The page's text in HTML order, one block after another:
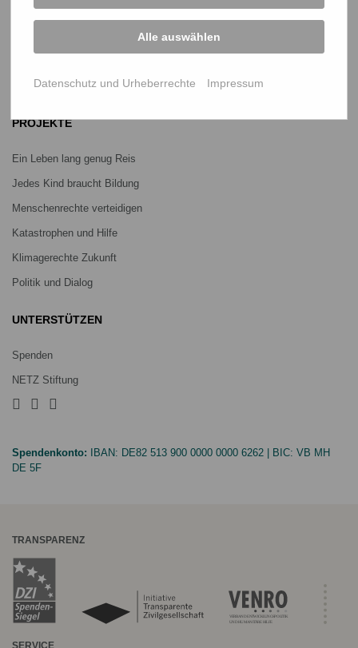
Bangladesch-Portal
Mitmachen
PROJEKTE
Ein Leben lang genug Reis
Jedes Kind braucht Bildung
Menschenrechte verteidigen
Katastrophen und Hilfe
Klimagerechte Zukunft
Politik und Dialog
UNTERSTÜTZEN
Spenden
NETZ Stiftung
Spendenkonto: IBAN: DE82 513 900 0000 0000 6262 | BIC: VB MH
DE 5F
TRANSPARENZ
Alle auswählen
Datenschutz und Urheberrechte Impressum